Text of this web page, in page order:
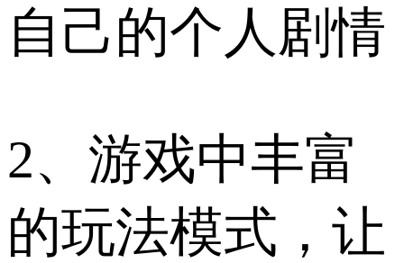
自己的个人剧情
2、游戏中丰富
的玩法模式，让